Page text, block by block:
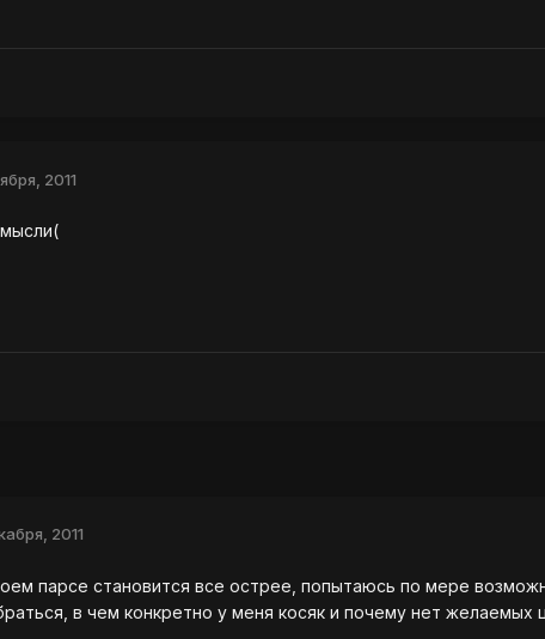
2011
2011
парсе становится все острее, попытаюсь по мере
в чем конкретно у меня косяк и почему нет желаемых